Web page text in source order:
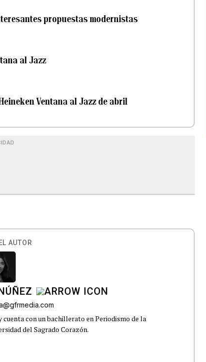
propuestas modernistas
al Jazz
Ventana al Jazz de abril
AUTOR
cuenta con un bachillerato en Periodismo de la
del Sagrado Corazón.